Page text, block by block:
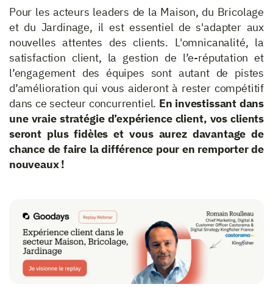
Pour les acteurs leaders de la Maison, du Bricolage
et du Jardinage, il est essentiel de s'adapter aux
nouvelles attentes des clients. L'omnicanalité, la
satisfaction client, la gestion de l’e-réputation et
l’engagement des équipes sont autant de pistes
d’amélioration qui vous aideront à rester compétitif
dans ce secteur concurrentiel. En investissant dans
une vraie stratégie d’expérience client, vos clients
seront plus fidèles et vous aurez davantage de
chance de faire la différence pour en remporter de
nouveaux !